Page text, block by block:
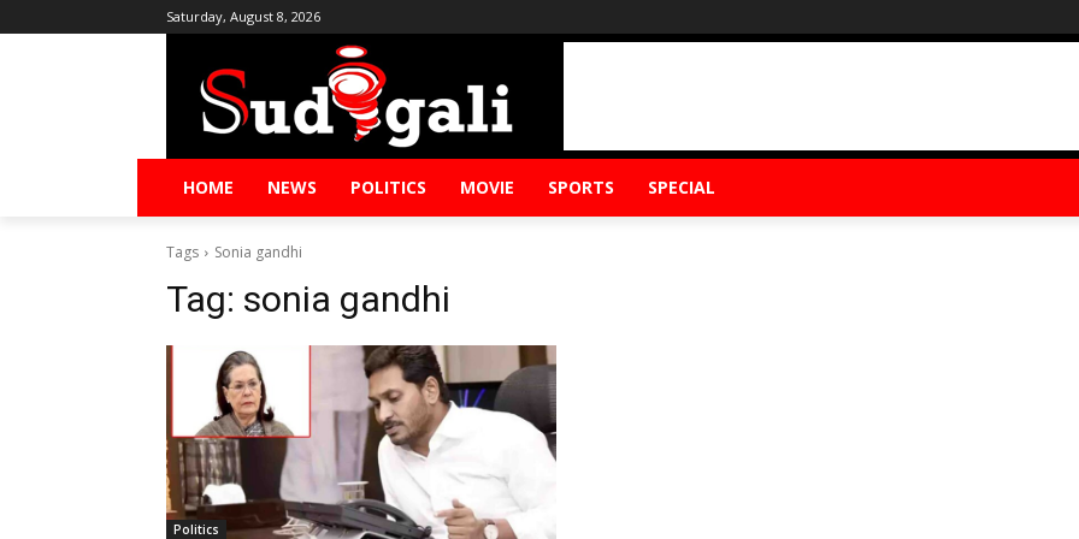
Saturday, August 8, 2026
HOME NEWS POLITICS MOVIE SPORTS SPECIAL
Tags Sonia gandhi
Tag: sonia gandhi
Politics